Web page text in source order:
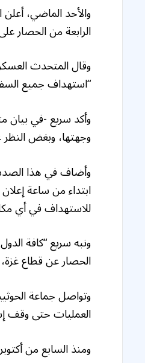
والأحد الماضي،
الرابعة من الحصار
وقال المتحدث
“استهداف جميع
وأكد سريع -في بيان
وجهتها، وبغض
وأضاف في هذا الصدد:
ابتداء من ساعة
للاستهداف في أي
ونبه سريع “كافة
الحصار عن قطاع
وتواصل جماعة
العمليات حتى وقف